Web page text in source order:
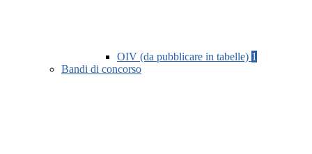
OIV (da pubblicare in tabelle) 1
Bandi di concorso